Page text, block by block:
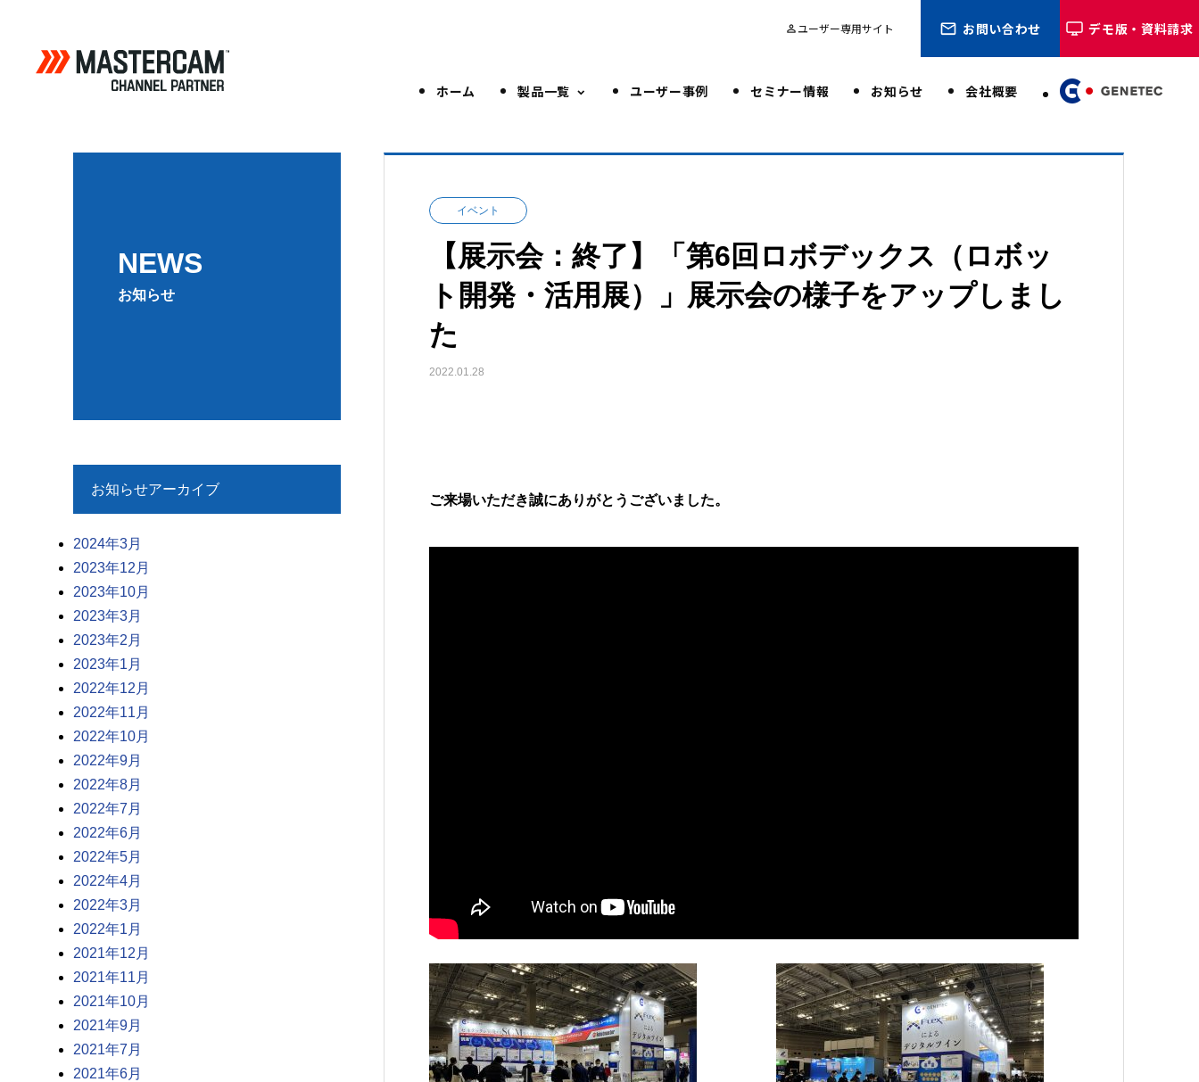
person_outline ユーザー専用サイト お問い合わせ デモ版・資料請求
ホーム 製品一覧 ユーザー事例 セミナー情報 お知らせ 会社概要
NEWS
お知らせ
イベント
【展示会：終了】「第6回ロボデックス（ロボッ
ト開発・活用展）」展示会の様子をアップしまし
た
2022.01.28
ご来場いただき誠にありがとうございました。
お知らせアーカイブ
2024年3月
2023年12月
2023年10月
2023年3月
2023年2月
2023年1月
2022年12月
2022年11月
2022年10月
2022年9月
2022年8月
2022年7月
2022年6月
2022年5月
2022年4月
2022年3月
2022年1月
2021年12月
2021年11月
2021年10月
2021年9月
2021年7月
2021年6月